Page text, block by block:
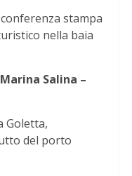
stampa
nella baia
Salina –
Goletta,
del porto